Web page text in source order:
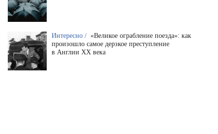
Интересно / «Великое ограбление поезда»: как
произошло самое дерзкое преступление
в Англии XX века